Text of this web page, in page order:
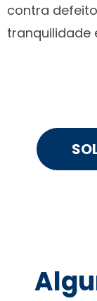
contra
tranquilidade